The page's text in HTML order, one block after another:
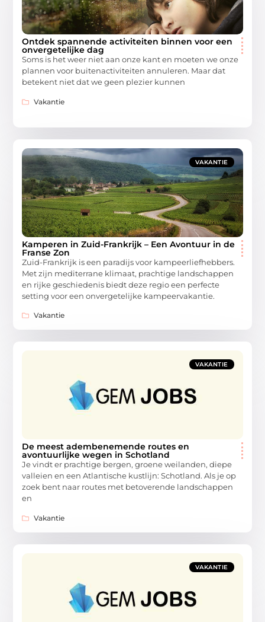
Ontdek spannende activiteiten binnen voor een
onvergetelijke dag
Soms is het weer niet aan onze kant en moeten we onze
plannen voor buitenactiviteiten annuleren. Maar dat
betekent niet dat we geen plezier kunnen
Vakantie
VAKANTIE
Kamperen in Zuid-Frankrijk – Een Avontuur in de
Franse Zon
Zuid-Frankrijk is een paradijs voor kampeerliefhebbers.
Met zijn mediterrane klimaat, prachtige landschappen
en rijke geschiedenis biedt deze regio een perfecte
setting voor een onvergetelijke kampeervakantie.
Vakantie
VAKANTIE
De meest adembenemende routes en
avontuurlijke wegen in Schotland
Je vindt er prachtige bergen, groene weilanden, diepe
valleien en een Atlantische kustlijn: Schotland. Als je op
zoek bent naar routes met betoverende landschappen
en
Vakantie
VAKANTIE